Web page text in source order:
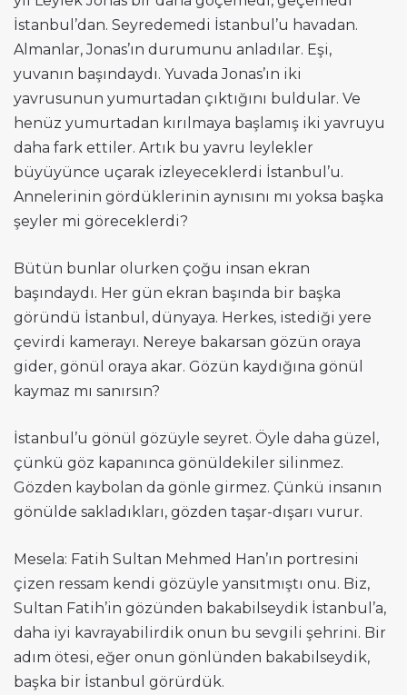
İstanbul’dan. Seyredemedi İstanbul’u havadan.
Almanlar, Jonas’ın durumunu anladılar. Eşi,
yuvanın başındaydı. Yuvada Jonas’ın iki
yavrusunun yumurtadan çıktığını buldular. Ve
henüz yumurtadan kırılmaya başlamış iki yavruyu
daha fark ettiler. Artık bu yavru leylekler
büyüyünce uçarak izleyeceklerdi İstanbul’u.
Annelerinin gördüklerinin aynısını mı yoksa başka
şeyler mi göreceklerdi?
Bütün bunlar olurken çoğu insan ekran
başındaydı. Her gün ekran başında bir başka
göründü İstanbul, dünyaya. Herkes, istediği yere
çevirdi kamerayı. Nereye bakarsan gözün oraya
gider, gönül oraya akar. Gözün kaydığına gönül
kaymaz mı sanırsın?
İstanbul’u gönül gözüyle seyret. Öyle daha güzel,
çünkü göz kapanınca gönüldekiler silinmez.
Gözden kaybolan da gönle girmez. Çünkü insanın
gönülde sakladıkları, gözden taşar-dışarı vurur.
Mesela: Fatih Sultan Mehmed Han’ın portresini
çizen ressam kendi gözüyle yansıtmıştı onu. Biz,
Sultan Fatih’in gözünden bakabilseydik İstanbul’a,
daha iyi kavrayabilirdik onun bu sevgili şehrini. Bir
adım ötesi, eğer onun gönlünden bakabilseydik,
başka bir İstanbul görürdük.